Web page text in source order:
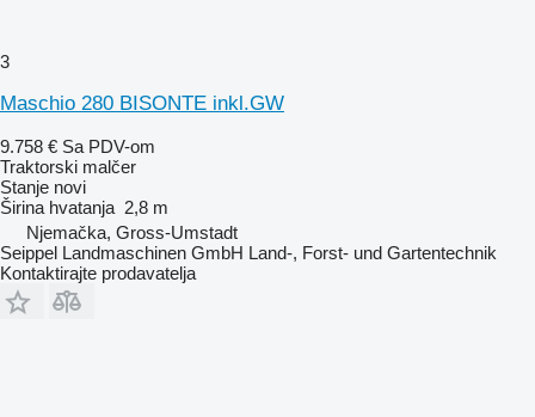
3
Maschio 280 BISONTE inkl.GW
9.758 € Sa PDV-om
Traktorski malčer
Stanje novi
Širina hvatanja 2,8 m
Njemačka, Gross-Umstadt
Seippel Landmaschinen GmbH Land-, Forst- und Gartentechnik
Kontaktirajte prodavatelja